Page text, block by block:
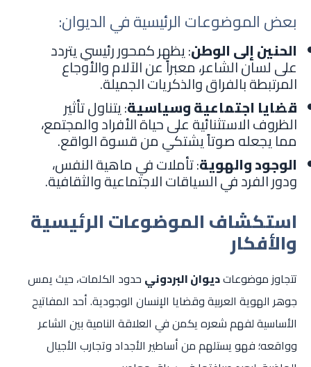
بعض الموضوعات الرئيسية في الديوان:
الحنين إلى الوطن: يظهر كمحور رئيسي يتردد
على لسان الشاعر، معبراً عن الآلام والأوجاع
المرتبطة بالفراق والذكريات الجميلة.
قضايا اجتماعية وسياسية: يتناول تأثير
الظروف الاستثنائية على حياة الأفراد والمجتمع،
مما يجعله صوتاً يشتكي من قسوة الواقع.
الوجود والهوية: تأملات في ماهية النفس،
ودور الفرد في السياقات الاجتماعية والثقافية.
استكشاف الموضوعات الرئيسية
والأفكار
تتجاوز موضوعاتديوان البردوني حدود الكلمات، حيث يمس
جوهر الهوية العربية وقضايا الإنسان الوجودية. أحد المفاتيح
الأساسية لفهم شعره يكمن في العلاقة النامية بين الشاعر
وواقعه؛ فهو يستلهم من أساطير الأجداد وتجارب الأجيال